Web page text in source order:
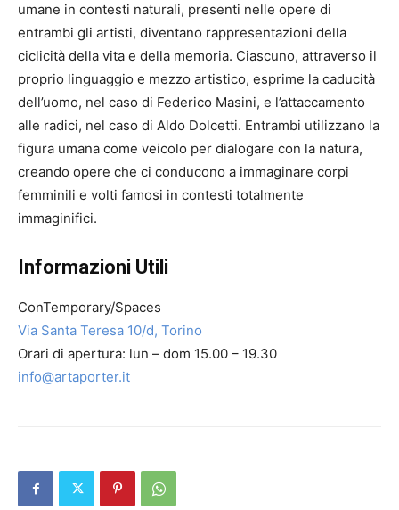
umane in contesti naturali, presenti nelle opere di
entrambi gli artisti, diventano rappresentazioni della
ciclicità della vita e della memoria. Ciascuno, attraverso il
proprio linguaggio e mezzo artistico, esprime la caducità
dell’uomo, nel caso di Federico Masini, e l’attaccamento
alle radici, nel caso di Aldo Dolcetti. Entrambi utilizzano la
figura umana come veicolo per dialogare con la natura,
creando opere che ci conducono a immaginare corpi
femminili e volti famosi in contesti totalmente
immaginifici.
Informazioni Utili
ConTemporary/Spaces
Via Santa Teresa 10/d, Torino
Orari di apertura: lun – dom 15.00 – 19.30
info@artaporter.it